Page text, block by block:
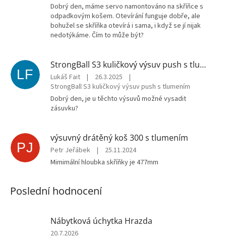
Dobrý den, máme servo namontováno na skříňce s
odpadkovým košem. Otevírání funguje dobře, ale
bohužel se skříňka otevírá i sama, i když se jí nijak
nedotýkáme. Čím to může být?
LF
StrongBall S3 kuličkový výsuv push s tlumením 450 mm 35kg, černá
Lukáš Fait | 26.3.2025
|
StrongBall S3 kuličkový výsuv push s tlumením
Dobrý den, je u těchto výsuvů možné vysadit
zásuvku?
PJ
výsuvný drátěný koš 300 s tlumením
Petr Jeřábek |
25.11.2024
Mimimální hloubka skříňky je 477mm
Poslední hodnocení
Nábytková úchytka Hrazda
Hodnocení
20.7.2026